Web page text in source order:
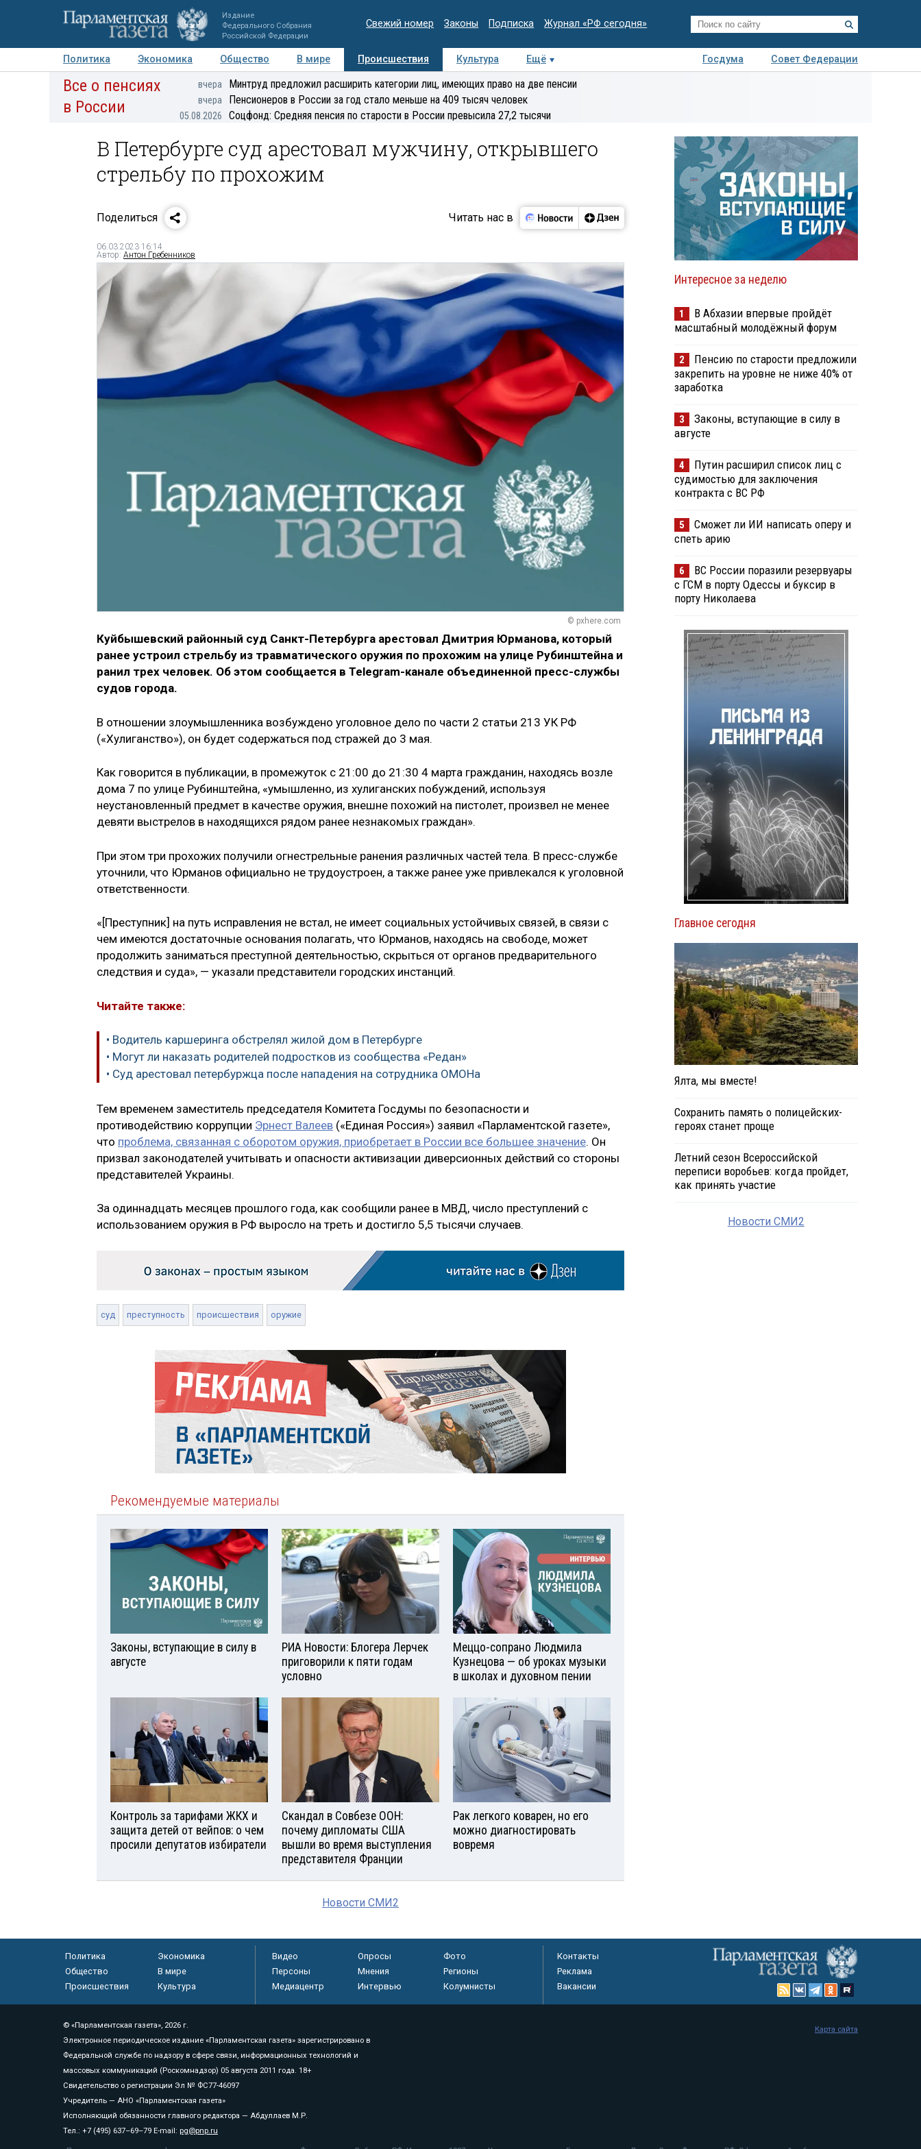
Издание
Федерального Собрания
Российской Федерации
Свежий номер Законы Подписка Журнал «РФ сегодня»
Политика Экономика Общество В мире Происшествия Культура Ещё Госдума
Совет Федерации
Авторы Персоны Мнения Регионы Медиацентр Интервью Колумнисты
Деловая
Все о пенсиях
в России
вчера Минтруд предложил расширить категории лиц, имеющих право на две пенсии
вчера Пенсионеров в России за год стало меньше на 409 тысяч человек
05.08.2026 Соцфонд: Средняя пенсия по старости в России превысила 27,2 тысячи
В Петербурге суд арестовал мужчину, открывшего
стрельбу по прохожим
Поделиться Читать нас в
06.03.2023 16:14
Автор: Антон Гребенников
© pxhere.com
Куйбышевский районный суд Санкт-Петербурга арестовал Дмитрия Юрманова, который
ранее устроил стрельбу из травматического оружия по прохожим на улице Рубинштейна и
ранил трех человек. Об этом сообщается в Telegram-канале объединенной пресс-службы
судов города.
В отношении злоумышленника возбуждено уголовное дело по части 2 статьи 213 УК РФ
(«Хулиганство»), он будет содержаться под стражей до 3 мая.
Как говорится в публикации, в промежуток с 21:00 до 21:30 4 марта гражданин, находясь возле
дома 7 по улице Рубинштейна, «умышленно, из хулиганских побуждений, используя
неустановленный предмет в качестве оружия, внешне похожий на пистолет, произвел не менее
девяти выстрелов в находящихся рядом ранее незнакомых граждан».
При этом три прохожих получили огнестрельные ранения различных частей тела. В пресс-службе
уточнили, что Юрманов официально не трудоустроен, а также ранее уже привлекался к уголовной
ответственности.
«[Преступник] на путь исправления не встал, не имеет социальных устойчивых связей, в связи с
чем имеются достаточные основания полагать, что Юрманов, находясь на свободе, может
продолжить заниматься преступной деятельностью, скрыться от органов предварительного
следствия и суда», — указали представители городских инстанций.
Читайте также:
• Водитель каршеринга обстрелял жилой дом в Петербурге
• Могут ли наказать родителей подростков из сообщества «Редан»
• Суд арестовал петербуржца после нападения на сотрудника ОМОНа
Тем временем заместитель председателя Комитета Госдумы по безопасности и
противодействию коррупции Эрнест Валеев («Единая Россия») заявил «Парламентской газете»,
что проблема, связанная с оборотом оружия, приобретает в России все большее значение. Он
призвал законодателей учитывать и опасности активизации диверсионных действий со стороны
представителей Украины.
За одиннадцать месяцев прошлого года, как сообщили ранее в МВД, число преступлений с
использованием оружия в РФ выросло на треть и достигло 5,5 тысячи случаев.
суд преступность происшествия оружие
Рекомендуемые материалы
Законы, вступающие в силу в
августе
РИА Новости: Блогера Лерчек
приговорили к пяти годам
условно
Меццо-сопрано Людмила
Кузнецова — об уроках музыки
в школах и духовном пении
Контроль за тарифами ЖКХ и
защита детей от вейпов: о чем
просили депутатов избиратели
Скандал в Совбезе ООН:
почему дипломаты США
вышли во время выступления
представителя Франции
Рак легкого коварен, но его
можно диагностировать
вовремя
Новости СМИ2
Интересное за неделю
1
В Абхазии впервые пройдёт
масштабный молодёжный форум
2
Пенсию по старости предложили
закрепить на уровне не ниже 40% от
заработка
3
Законы, вступающие в силу в
августе
4
Путин расширил список лиц с
судимостью для заключения
контракта с ВС РФ
5
Сможет ли ИИ написать оперу и
спеть арию
6
ВС России поразили резервуары
с ГСМ в порту Одессы и буксир в
порту Николаева
Главное сегодня
Ялта, мы вместе!
Сохранить память о полицейских-
героях станет проще
Летний сезон Всероссийской
переписи воробьев: когда пройдет,
как принять участие
Новости СМИ2
Политика
Экономика
Общество
В мире
Происшествия
Культура
Видео Опросы
Фото
Персоны
Мнения
Регионы
Медиацентр
Интервью Колумнисты
Контакты
Реклама
Вакансии
© «Парламентская газета», 2026 г.
Электронное периодическое издание «Парламентская газета» зарегистрировано в
Федеральной службе по надзору в сфере связи, информационных технологий и
массовых коммуникаций (Роскомнадзор) 05 августа 2011 года. 18+
Свидетельство о регистрации Эл № ФС77-46097
Учредитель — АНО «Парламентская газета»
Исполняющий обязанности главного редактора — Абдуллаев М.Р.
Тел.: +7 (495) 637–69–79 E-mail: pg@pnp.ru
Карта сайта